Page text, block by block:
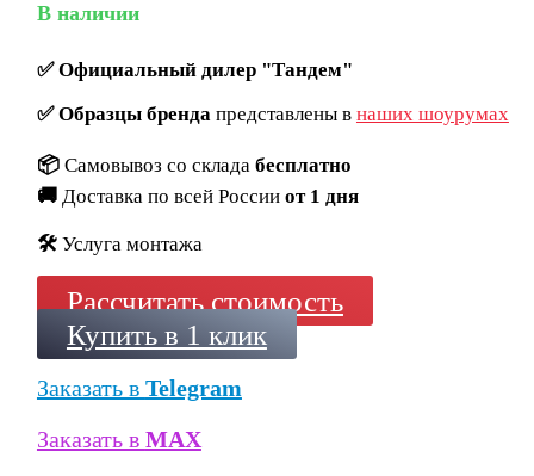
В наличии
✅Официальный дилер "Тандем"
✅Образцы брендапредставлены в наших шоурумах
📦 Самовывоз со склада бесплатно
🚚 Доставка по всей России от 1 дня
🛠️ Услуга монтажа
Рассчитать стоимость
Купить в 1 клик
Заказать в Telegram
Заказать в MAX